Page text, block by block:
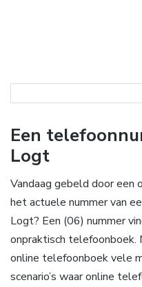
Een
Logt
Vandaag gebeld door een
het actuele nummer van
Logt? Een (06) nummer
onpraktisch telefoonboek.
online telefoonboek vele
scenario’s waar online